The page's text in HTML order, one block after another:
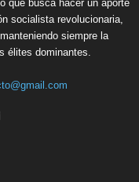
que busca hacer un aporte
socialista revolucionaria,
siempre la
élites dominantes.